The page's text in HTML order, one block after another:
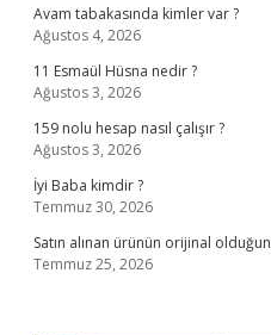
Avam tabakasında kimler var ?
Ağustos 4, 2026
11 Esmaül Hüsna nedir ?
Ağustos 3, 2026
159 nolu hesap nasıl çalışır ?
Ağustos 3, 2026
İyi Baba kimdir ?
Temmuz 30, 2026
Satın alınan ürünün orijinal
Temmuz 25, 2026